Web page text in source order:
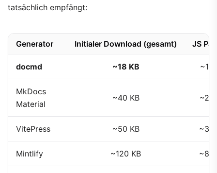
tatsächlich empfängt:
Generator Initialer Download (gesamt) JS
docmd ~18 KB ~12
MkDocs
Material
~40 KB ~25
VitePress ~50 KB ~35
Mintlify ~120 KB ~80